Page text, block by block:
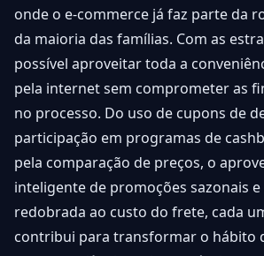
onde o e-commerce já faz parte da
da maioria das famílias. Com as
possível aproveitar toda a
pela internet sem comprometer as
no processo. Do uso de cupons de
participação em programas de
pela comparação de preços, o
inteligente de promoções sazonais e
redobrada ao custo do frete, cada
contribui para transformar o hábito